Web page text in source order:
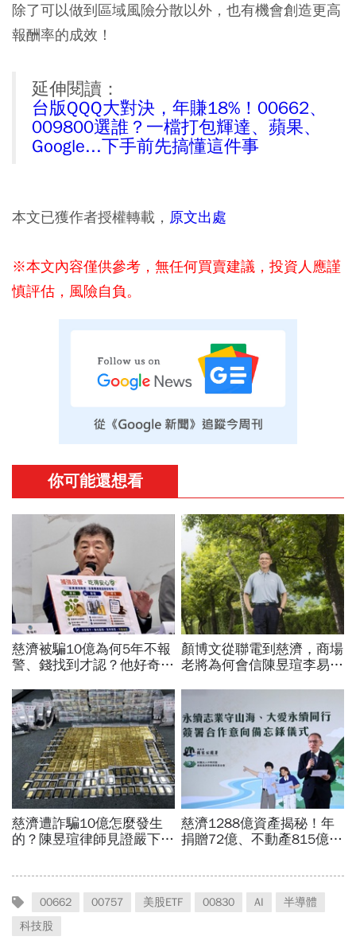
除了可以做到區域風險分散以外，也有機會創造更高
報酬率的成效！
延伸閱讀：
台版QQQ大對決，年賺18%！00662、
009800選誰？一檔打包輝達、蘋果、
Google...下手前先搞懂這件事
本文已獲作者授權轉載， 原文出處
※本文內容僅供參考，無任何買賣建議，投資人應謹
慎評估，風險自負。
00662 00757 美股ETF 00830 AI
半導體
科技股